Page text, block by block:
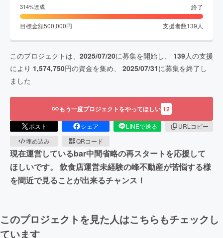
314%達成 終了
目標金額500,000円 支援者数139 人
このプロジェクトは、 2025/07/20に募集を開始し、 139人の支援
により 1,574,750円の資金を集め、 2025/07/31に募集を終了し
ました
もう一度プロジェクトをやってほしい 12
ポスト シェア LINEで送る
URLコピー
埋め込み
QRコード
現在運営しているbar中間省略の再スタートを応援して
ほしいです。 飲食店運営未経験の峰不動産が苦悩する様
を間近で見ることが出来るチャンス！
このプロジェクトを見た人はこちらもチェックし
ています